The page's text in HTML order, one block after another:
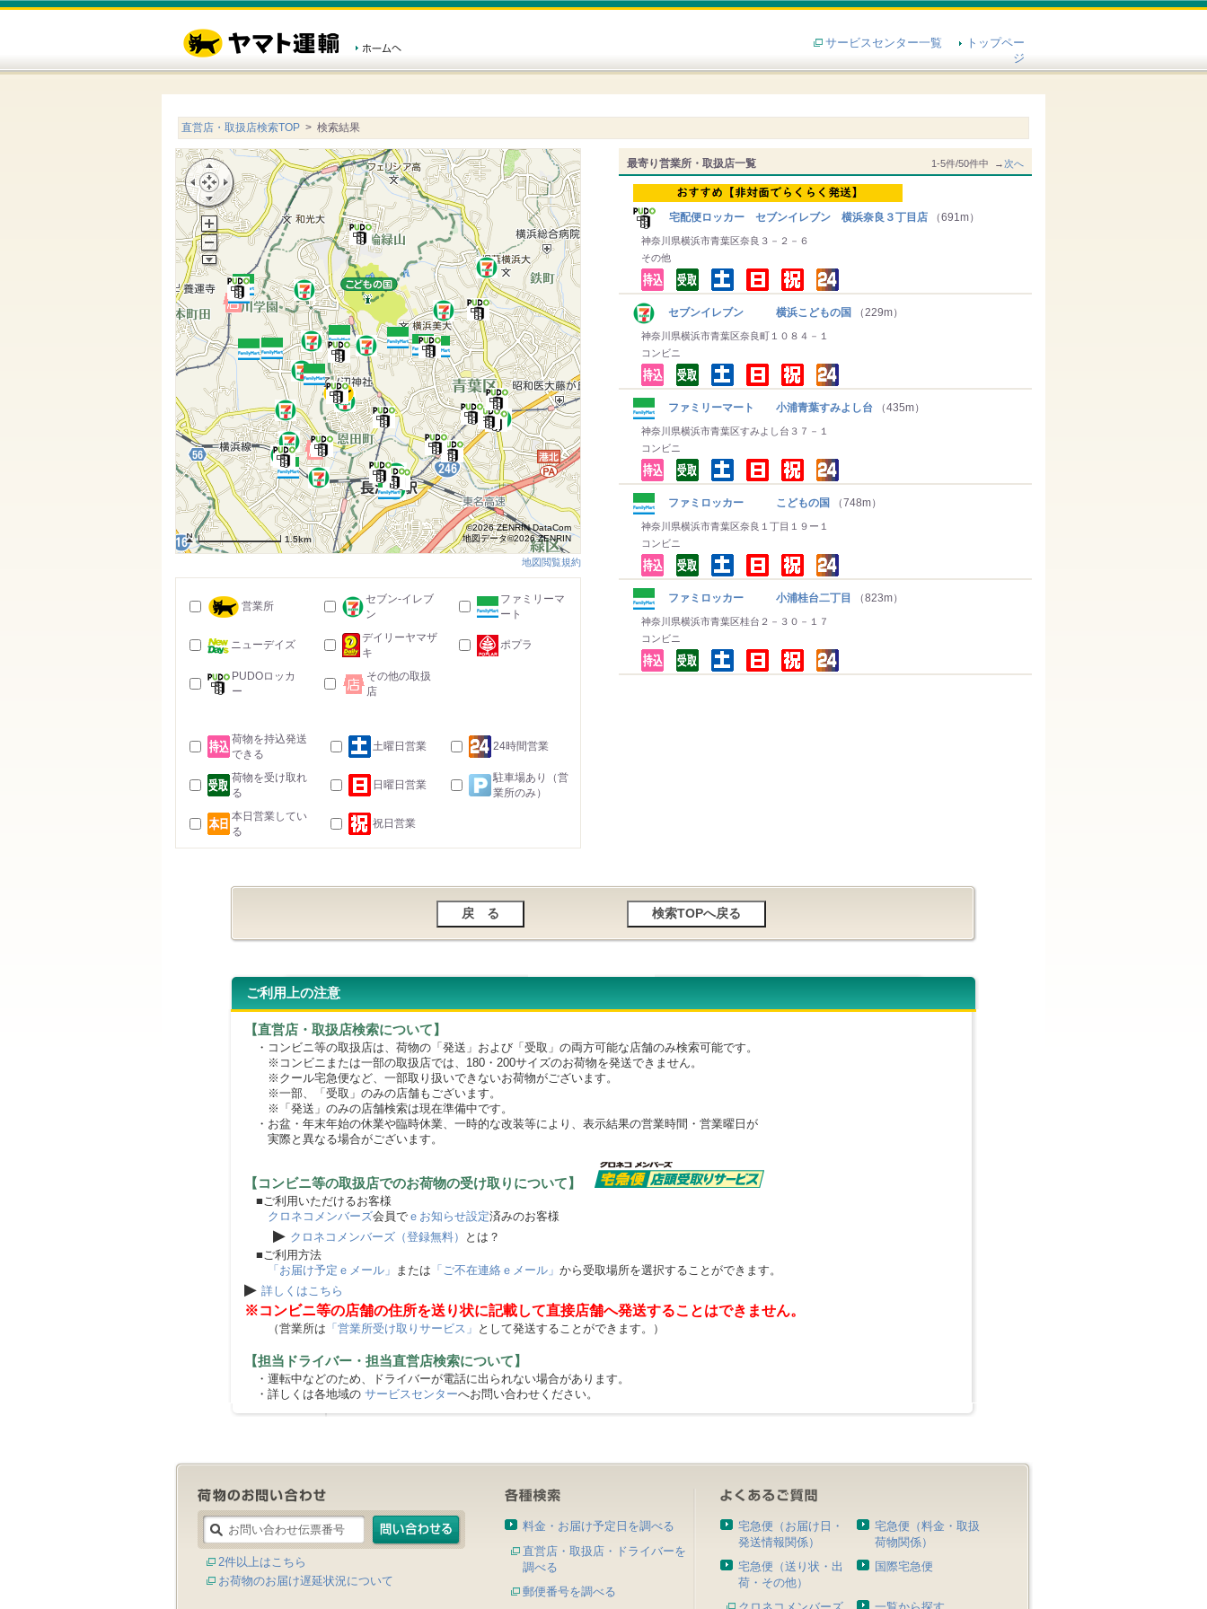
サービスセンター一覧
トップペー
ジ
直営店・取扱店検索TOP > 検索結果
最寄り営業所・取扱店一覧 1-5件/50件中 →次へ
宅配便ロッカー セブンイレブン 横浜奈良３丁目店 （691m）
神奈川県横浜市青葉区奈良３－２－６
その他
セブンイレブン 横浜こどもの国 （229m）
神奈川県横浜市青葉区奈良町１０８４－１
コンビニ
ファミリーマート 小浦青葉すみよし台 （435m）
神奈川県横浜市青葉区すみよし台３７－１
コンビニ
ファミロッカー こどもの国 （748m）
神奈川県横浜市青葉区奈良１丁目１９ー１
コンビニ
ファミロッカー 小浦桂台二丁目 （823m）
神奈川県横浜市青葉区桂台２－３０－１７
コンビニ
1.5km
©2026 ZENRIN DataCom
地図データ©2026 ZENRIN
地図閲覧規約
営業所
セブン-イレブ
ン
ファミリーマ
ート
ニューデイズ
デイリーヤマザ
キ
ポプラ
PUDOロッカ
ー
その他の取扱
店
荷物を持込発送
できる
土曜日営業 24時間営業
荷物を受け取れ
る
日曜日営業
駐車場あり（営
業所のみ）
本日営業してい
る
祝日営業
ご利用上の注意
【直営店・取扱店検索について】
・コンビニ等の取扱店は、荷物の「発送」および「受取」の両方可能な店舗のみ検索可能です。
※コンビニまたは一部の取扱店では、180・200サイズのお荷物を発送できません。
※クール宅急便など、一部取り扱いできないお荷物がございます。
※一部、「受取」のみの店舗もございます。
※「発送」のみの店舗検索は現在準備中です。
・お盆・年末年始の休業や臨時休業、一時的な改装等により、表示結果の営業時間・営業曜日が
実際と異なる場合がございます。
【コンビニ等の取扱店でのお荷物の受け取りについて】
■ご利用いただけるお客様
クロネコメンバーズ会員で ｅお知らせ設定済みのお客様
▶ クロネコメンバーズ（登録無料）
とは？
■ご利用方法
「お届け予定ｅメール」 または 「ご不在連絡ｅメール」 から受取場所を選択することができます。
▶ 詳しくはこちら
※コンビニ等の店舗の住所を送り状に記載して直接店舗へ発送することはできません。
（営業所は 「営業所受け取りサービス」 として発送することができます。）
【担当ドライバー・担当直営店検索について】
・運転中などのため、ドライバーが電話に出られない場合があります。
・詳しくは各地域の サービスセンターへお問い合わせください。
2件以上はこちら
お荷物のお届け遅延状況について
料金・お届け予定日を調べる
直営店・取扱店・ドライバーを
調べる
郵便番号を調べる
宅急便（お届け日・
発送情報関係）
宅急便（料金・取扱
荷物関係）
宅急便（送り状・出
荷・その他）
国際宅急便